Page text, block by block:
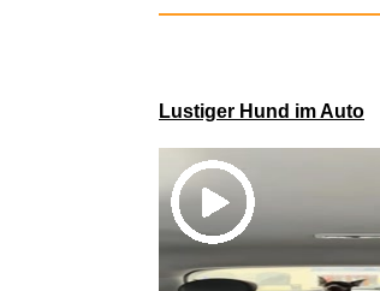
Lustiger Hund im Auto